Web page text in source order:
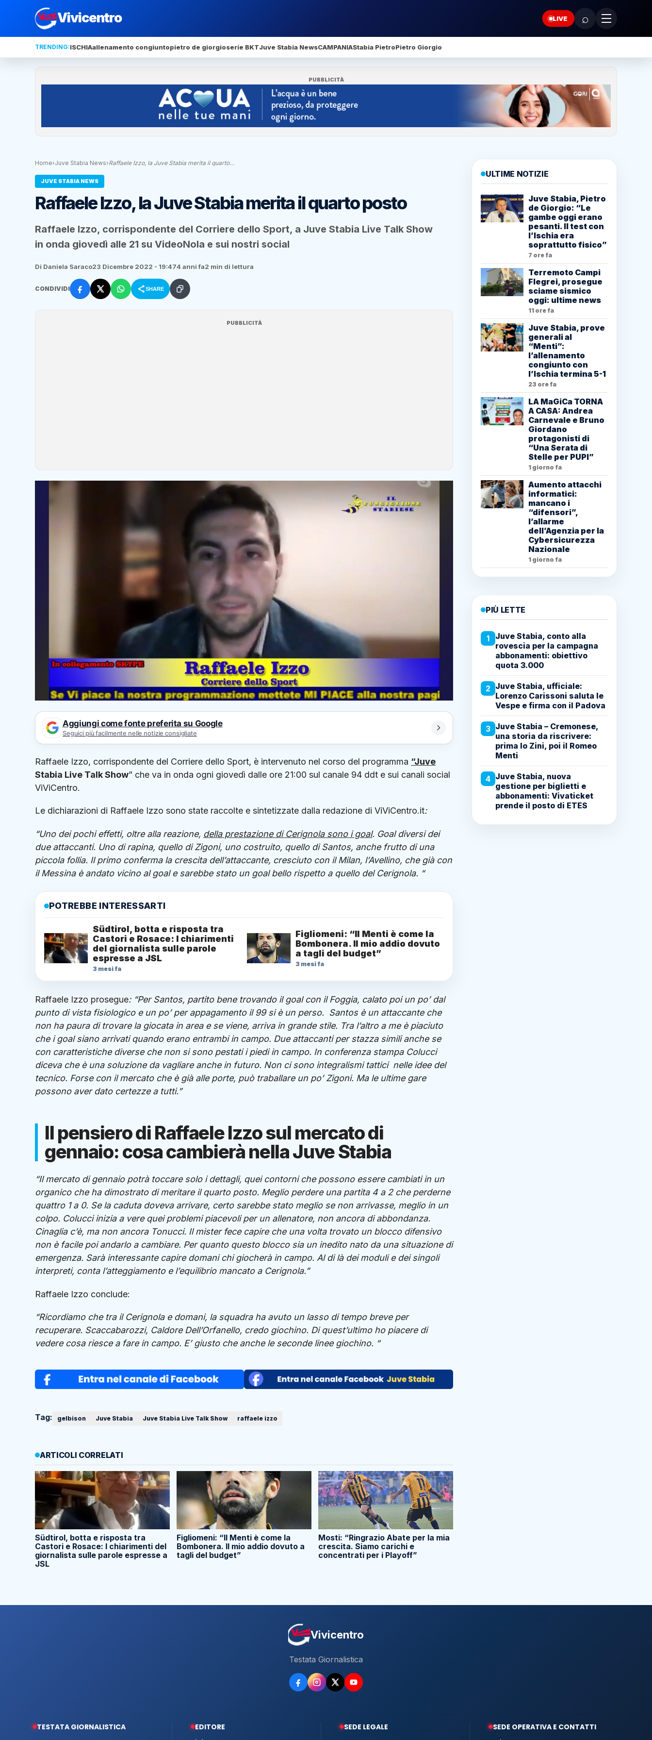
Vivicentro LIVE ⌕
TRENDING:ISCHIAallenamento congiuntopietro de giorgioserie BKTJuve Stabia NewsCAMPANIAStabia PietroPietro Giorgio
PUBBLICITÀ
Home›Juve Stabia News›Raffaele Izzo, la Juve Stabia merita il quarto…
JUVE STABIA NEWS
Raffaele Izzo, la Juve Stabia merita il quarto posto
Raffaele Izzo, corrispondente del Corriere dello Sport, a Juve Stabia Live Talk Show
in onda giovedì alle 21 su VideoNola e sui nostri social
Di Daniela Saraco23 Dicembre 2022 - 19:474 anni fa2 min di lettura
CONDIVIDI SHARE
PUBBLICITÀ
Aggiungi come fonte preferita su Google
Seguici più facilmente nelle notizie consigliate
Raffaele Izzo, corrispondente del Corriere dello Sport, è intervenuto nel corso del programma “Juve
Stabia Live Talk Show” che va in onda ogni giovedì dalle ore 21:00 sul canale 94 ddt e sui canali social
ViViCentro.
Le dichiarazioni di Raffaele Izzo sono state raccolte e sintetizzate dalla redazione di ViViCentro.it:
“Uno dei pochi effetti, oltre alla reazione, della prestazione di Cerignola sono i goal. Goal diversi dei
due attaccanti. Uno di rapina, quello di Zigoni, uno costruito, quello di Santos, anche frutto di una
piccola follia. Il primo conferma la crescita dell’attaccante, cresciuto con il Milan, l’Avellino, che già con
il Messina è andato vicino al goal e sarebbe stato un goal bello rispetto a quello del Cerignola. “
POTREBBE INTERESSARTI
Südtirol, botta e risposta tra
Castori e Rosace: I chiarimenti
del giornalista sulle parole
espresse a JSL
3 mesi fa
Figliomeni: “Il Menti è come la
Bombonera. Il mio addio dovuto
a tagli del budget”
3 mesi fa
Raffaele Izzo prosegue: “Per Santos, partito bene trovando il goal con il Foggia, calato poi un po’ dal
punto di vista fisiologico e un po’ per appagamento il 99 si è un perso. Santos è un attaccante che
non ha paura di trovare la giocata in area e se viene, arriva in grande stile. Tra l’altro a me è piaciuto
che i goal siano arrivati quando erano entrambi in campo. Due attaccanti per stazza simili anche se
con caratteristiche diverse che non si sono pestati i piedi in campo. In conferenza stampa Colucci
diceva che è una soluzione da vagliare anche in futuro. Non ci sono integralismi tattici nelle idee del
tecnico. Forse con il mercato che è già alle porte, può traballare un po’ Zigoni. Ma le ultime gare
possono aver dato certezze a tutti.”
Il pensiero di Raffaele Izzo sul mercato di
gennaio: cosa cambierà nella Juve Stabia
“Il mercato di gennaio potrà toccare solo i dettagli, quei contorni che possono essere cambiati in un
organico che ha dimostrato di meritare il quarto posto. Meglio perdere una partita 4 a 2 che perderne
quattro 1 a 0. Se la caduta doveva arrivare, certo sarebbe stato meglio se non arrivasse, meglio in un
colpo. Colucci inizia a vere quei problemi piacevoli per un allenatore, non ancora di abbondanza.
Cinaglia c’è, ma non ancora Tonucci. Il mister fece capire che una volta trovato un blocco difensivo
non è facile poi andarlo a cambiare. Per quanto questo blocco sia un inedito nato da una situazione di
emergenza. Sarà interessante capire domani chi giocherà in campo. Al di là dei moduli e dei singoli
interpreti, conta l’atteggiamento e l’equilibrio mancato a Cerignola.”
Raffaele Izzo conclude:
“Ricordiamo che tra il Cerignola e domani, la squadra ha avuto un lasso di tempo breve per
recuperare. Scaccabarozzi, Caldore Dell’Orfanello, credo giochino. Di quest’ultimo ho piacere di
vedere cosa riesce a fare in campo. E’ giusto che anche le seconde linee giochino. “
Tag: gelbison Juve Stabia Juve Stabia Live Talk Show raffaele izzo
ARTICOLI CORRELATI
Südtirol, botta e risposta tra
Castori e Rosace: I chiarimenti del
giornalista sulle parole espresse a
JSL
Figliomeni: “Il Menti è come la
Bombonera. Il mio addio dovuto a
tagli del budget”
Mosti: “Ringrazio Abate per la mia
crescita. Siamo carichi e
concentrati per i Playoff”
ULTIME NOTIZIE
Juve Stabia, Pietro
de Giorgio: “Le
gambe oggi erano
pesanti. Il test con
l’Ischia era
soprattutto fisico”
7 ore fa
Terremoto Campi
Flegrei, prosegue
sciame sismico
oggi: ultime news
11 ore fa
Juve Stabia, prove
generali al
“Menti”:
l’allenamento
congiunto con
l’Ischia termina 5-1
23 ore fa
LA MaGiCa TORNA
A CASA: Andrea
Carnevale e Bruno
Giordano
protagonisti di
“Una Serata di
Stelle per PUPI”
1 giorno fa
Aumento attacchi
informatici:
mancano i
“difensori”,
l’allarme
dell’Agenzia per la
Cybersicurezza
Nazionale
1 giorno fa
PIÙ LETTE
1
Juve Stabia, conto alla
rovescia per la campagna
abbonamenti: obiettivo
quota 3.000
2 Juve Stabia, ufficiale:
Lorenzo Carissoni saluta le
Vespe e firma con il Padova
3 Juve Stabia – Cremonese,
una storia da riscrivere:
prima lo Zini, poi il Romeo
Menti
4 Juve Stabia, nuova
gestione per biglietti e
abbonamenti: Vivaticket
prende il posto di ETES
Vivicentro
Testata Giornalistica
TESTATA GIORNALISTICA EDITORE SEDE LEGALE SEDE OPERATIVA E CONTATTI